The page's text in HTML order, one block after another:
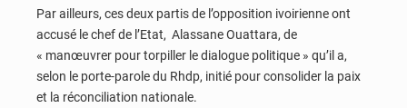
Par ailleurs, ces deux partis de l’opposition ivoirienne ont
accusé le chef de l’Etat, Alassane Ouattara, de
« manœuvrer pour torpiller le dialogue politique » qu’il a,
selon le porte-parole du Rhdp, initié pour consolider la paix
et la réconciliation nationale.